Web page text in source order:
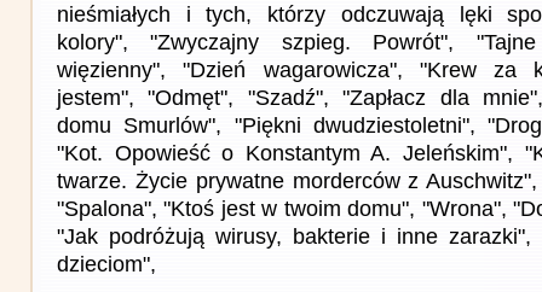
nieśmiałych i tych, którzy odczuwają lęki
kolory", "Zwyczajny szpieg. Powrót",
więzienny", "Dzień wagarowicza", "Krew za
jestem", "Odmęt", "Szadź", "Zapłacz dla
domu Smurlów", "Piękni dwudziestoletni",
"Kot. Opowieść o Konstantym A. Jeleńskim",
twarze. Życie prywatne morderców z
"Spalona", "Ktoś jest w twoim domu", "Wrona",
"Jak podróżują wirusy, bakterie i inne zarazki",
dzieciom",